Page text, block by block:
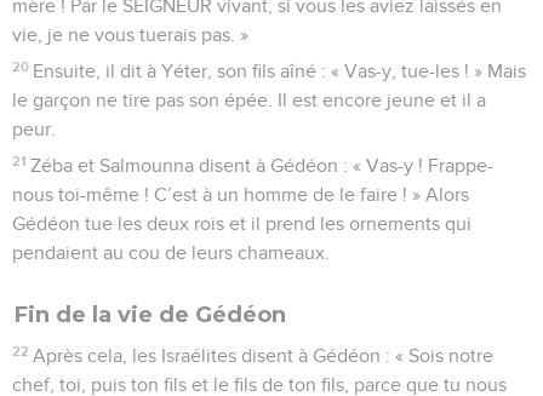
mère ! Par le SEIGNEUR vivant, si vous les aviez laissés en
vie, je ne vous tuerais pas. »
20 Ensuite, il dit à Yéter, son fils aîné : « Vas-y, tue-les ! » Mais
le garçon ne tire pas son épée. Il est encore jeune et il a
peur.
21 Zéba et Salmounna disent à Gédéon : « Vas-y ! Frappe-
nous toi-même ! C’est à un homme de le faire ! » Alors
Gédéon tue les deux rois et il prend les ornements qui
pendaient au cou de leurs chameaux.
Fin de la vie de Gédéon
22 Après cela, les Israélites disent à Gédéon : « Sois notre
chef, toi, puis ton fils et le fils de ton fils, parce que tu nous